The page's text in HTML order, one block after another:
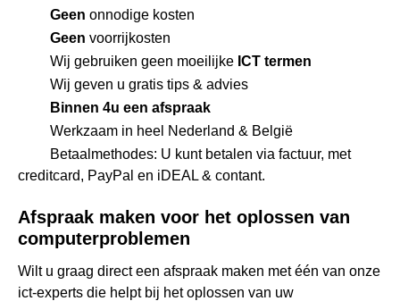
Geen onnodige kosten
Geen voorrijkosten
Wij gebruiken geen moeilijke ICT termen
Wij geven u gratis tips & advies
Binnen 4u een afspraak
Werkzaam in heel Nederland & België
Betaalmethodes: U kunt betalen via factuur, met
creditcard, PayPal en iDEAL & contant.
Afspraak maken voor het oplossen van
computerproblemen
Wilt u graag direct een afspraak maken met één van onze
ict-experts die helpt bij het oplossen van uw